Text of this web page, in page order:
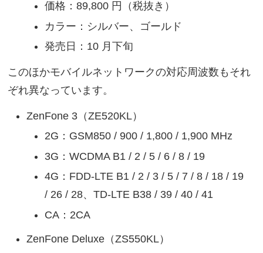
価格：89,800 円（税抜き）
カラー：シルバー、ゴールド
発売日：10 月下旬
このほかモバイルネットワークの対応周波数もそれ
ぞれ異なっています。
ZenFone 3（ZE520KL）
2G：GSM850 / 900 / 1,800 / 1,900 MHz
3G：WCDMA B1 / 2 / 5 / 6 / 8 / 19
4G：FDD-LTE B1 / 2 / 3 / 5 / 7 / 8 / 18 / 19
/ 26 / 28、TD-LTE B38 / 39 / 40 / 41
CA：2CA
ZenFone Deluxe（ZS550KL）